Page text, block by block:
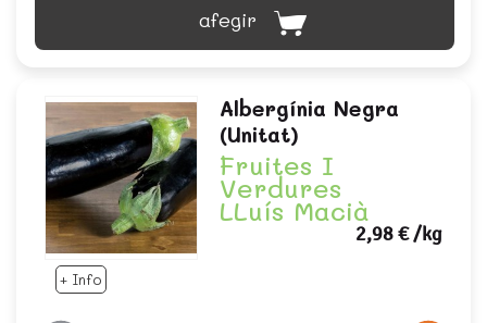
afegir
+ Info
Albergínia Negra
(unitat)
Fruites I
Verdures
LLuís Macià
2,98 €/kg